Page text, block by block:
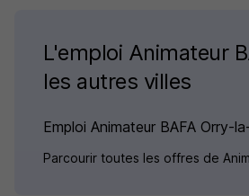
L'emploi Animateur
les autres villes
Emploi Animateur BAFA Orry-
Parcourir toutes les offres de